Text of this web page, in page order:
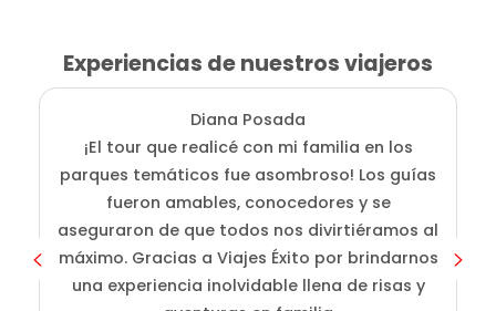
Experiencias de nuestros viajeros
Diana Posada
¡El tour que realicé con mi familia en los
parques temáticos fue asombroso! Los guías
fueron amables, conocedores y se
aseguraron de que todos nos divirtiéramos al
máximo. Gracias a Viajes Éxito por brindarnos
una experiencia inolvidable llena de risas y